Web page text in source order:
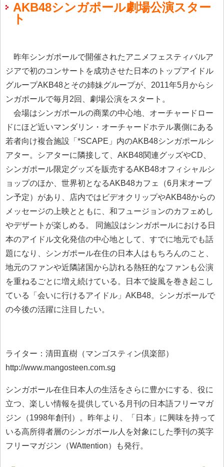
AKB48シンガポール劇場公演スター
ト
昨年シンガポールで開催されたアニメフェスティバルア
ジアで初のコンサートを成功させた日本のトップアイドル
グループAKB48とその姉妹グループが、2011年5月からシ
ンガポールで毎月2回、劇場公演をスタート。
会場はシンガポールの商業の中心地、オーチャードロー
ドにほど近いマンダリン・オーチャードホテル裏側にある
若者向け複合施設「*SCAPE」内のAKB48シンガポールシ
アター。シアターに隣接して、AKB48関連グッズやCD、
シンガポール限定グッズを販売するAKB48オフィシャルシ
ョップのほか、世界初となるAKB48カフェ（6月末オープ
ン予定）があり、店内ではビデオクリップやAKB48からの
メッセージの上映とともに、和フュージョンのカフェめし
やデザートが楽しめる。 同施設はシンガポールにおける日
本のアイドル文化発信の中心地として、すでに地元でも話
題になり、シンガポール在住の日本人はもちろんのこと、
地元のファンや近隣諸国から訪れる熱狂的なファンも公演
を重ねるごとに増え続けている。日本で旋風を巻き起こし
ている「会いに行けるアイドル」AKB48。シンガポールで
の今後の活躍に注目したい。
ライター：清田直樹（マンゴスティン倶楽部）
http://www.mangosteen.com.sg
シンガポール在住日本人の生活をさらに豊かにする、役に
立つ、楽しい情報を提供している月刊の日本語フリーマガ
ジン（1998年創刊）。昨年より、「日本」に興味を持って
いる高所得者層のシンガポール人を対象にした季刊の英字
フリーマガジン（WAttention）も発行。